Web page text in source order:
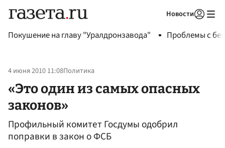
Новости
Покушение на главу "Уралдронзавода" Проблемы с
4 июня 2010 11:08Политика
«Это один из самых опасных
законов»
Профильный комитет Госдумы одобрил
поправки в закон о ФСБ